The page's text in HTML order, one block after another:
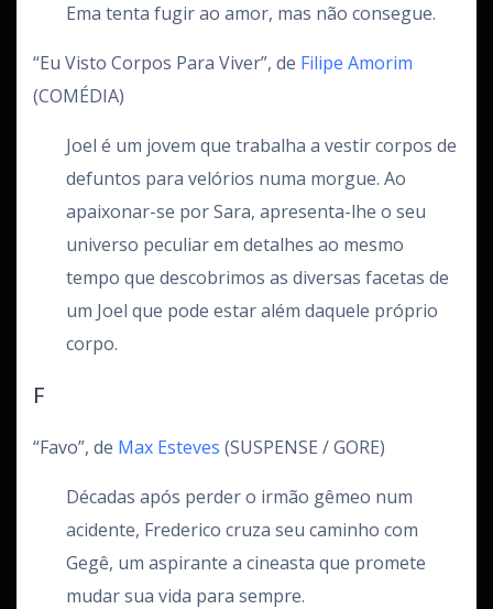
Ema tenta fugir ao amor, mas não consegue.
“Eu Visto Corpos Para Viver”, de Filipe Amorim
(COMÉDIA)
Joel é um jovem que trabalha a vestir corpos de
defuntos para velórios numa morgue. Ao
apaixonar-se por Sara, apresenta-lhe o seu
universo peculiar em detalhes ao mesmo
tempo que descobrimos as diversas facetas de
um Joel que pode estar além daquele próprio
corpo.
F
“Favo”, de Max Esteves (SUSPENSE / GORE)
Décadas após perder o irmão gêmeo num
acidente, Frederico cruza seu caminho com
Gegê, um aspirante a cineasta que promete
mudar sua vida para sempre.